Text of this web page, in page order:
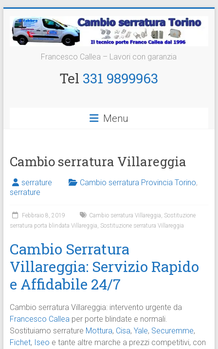
contenuto
Cambio
Serratura
Francesco Callea – Lavori con garanzia
Tel 331 9899963
Menu
Cambio serratura Villareggia
serrature Cambio serratura Provincia Torino,
serrature
Febbraio 8, 2019 Cambio serratura Villareggia, Sostituzione
serratura porta blindata Villareggia, Sostituzione serratura Villareggia
Cambio Serratura
Villareggia: Servizio Rapido
e Affidabile 24/7
Cambio serratura Villareggia: intervento urgente da
Francesco Calleaper porte blindate e normali.
Sostituiamo serrature Mottura, Cisa, Yale, Securemme,
Fichet, Iseo e tante altre marche a prezzi competitivi, con